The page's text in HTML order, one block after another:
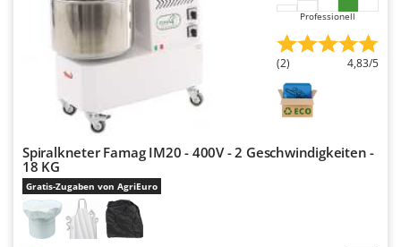
Professionell
(2) 4,83/5
Spiralkneter Famag IM20 - 400V - 2 Geschwindigkeiten -
18 KG
Gratis-Zugaben von AgriEuro